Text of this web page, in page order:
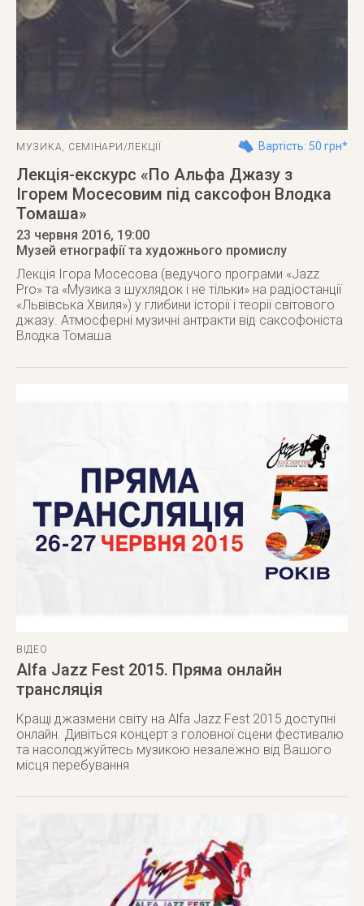
МУЗИКА, СЕМІНАРИ/ЛЕКЦІЇ Вартість: 50 грн*
Лекція-екскурс «По Альфа Джазу з
Ігорем Мосесовим під саксофон Влодка
Томаша»
23 червня 2016, 19:00
Музей етнографії та художнього промислу
Лекція Ігора Мосесова (ведучого програми «Jazz
Pro» та «Музика з шухлядок і не тільки» на радіостанції
«Львівська Хвиля») у глибини історії і теорії світового
джазу. Атмосферні музичні антракти від саксофоніста
Влодка Томаша
ВІДЕО
Alfa Jazz Fest 2015. Пряма онлайн
трансляція
Кращі джазмени світу на Alfa Jazz Fest 2015 доступні
онлайн. Дивіться концерт з головної сцени фестивалю
та насолоджуйтесь музикою незалежно від Вашого
місця перебування